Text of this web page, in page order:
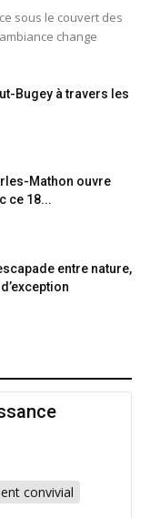
sous le couvert des
change
Bugey à travers les
Mathon ouvre
ce 18...
entre nature,
convivial